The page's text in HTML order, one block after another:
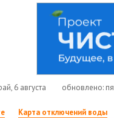
6 августа обновлено:
Карта отключений воды